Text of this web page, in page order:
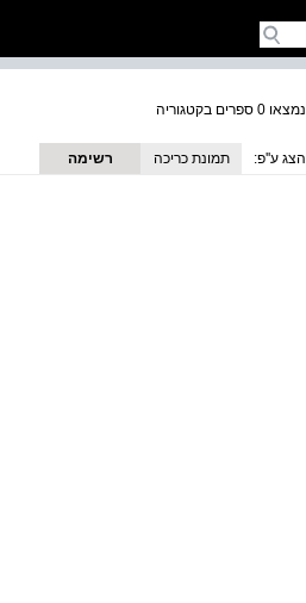
נמצאו 0 ספרים בקטגוריה
הצג ע''פ: תמונת כריכה רשימה